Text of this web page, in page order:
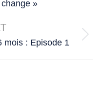
»
mois : Episode 1